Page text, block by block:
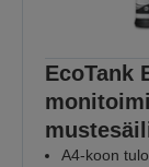
EcoTank
A4-koon